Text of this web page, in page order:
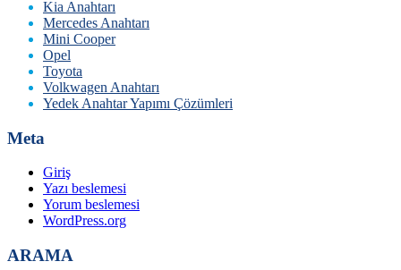
Kia Anahtarı
Mercedes Anahtarı
Mini Cooper
Opel
Toyota
Volkwagen Anahtarı
Yedek Anahtar Yapımı Çözümleri
Meta
Giriş
Yazı beslemesi
Yorum beslemesi
WordPress.org
ARAMA